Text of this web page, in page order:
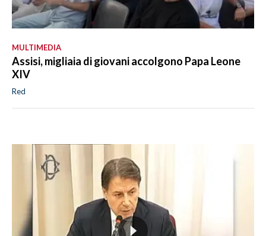
MULTIMEDIA
Assisi, migliaia di giovani accolgono Papa Leone
XIV
Red